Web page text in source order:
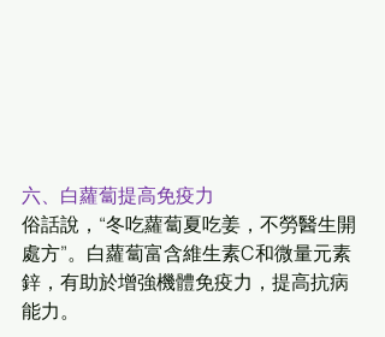
六、白蘿蔔提高免疫力
俗話說，“冬吃蘿蔔夏吃姜，不勞醫生開
處方”。白蘿蔔富含維生素C和微量元素
鋅，有助於增強機體免疫力，提高抗病
能力。